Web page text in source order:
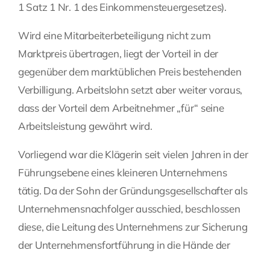
1 Satz 1 Nr. 1 des Einkommensteuergesetzes).
Wird eine Mitarbeiterbeteiligung nicht zum
Marktpreis übertragen, liegt der Vorteil in der
gegenüber dem marktüblichen Preis bestehenden
Verbilligung. Arbeitslohn setzt aber weiter voraus,
dass der Vorteil dem Arbeitnehmer „für“ seine
Arbeitsleistung gewährt wird.
Vorliegend war die Klägerin seit vielen Jahren in der
Führungsebene eines kleineren Unternehmens
tätig. Da der Sohn der Gründungsgesellschafter als
Unternehmensnachfolger ausschied, beschlossen
diese, die Leitung des Unternehmens zur Sicherung
der Unternehmensfortführung in die Hände der